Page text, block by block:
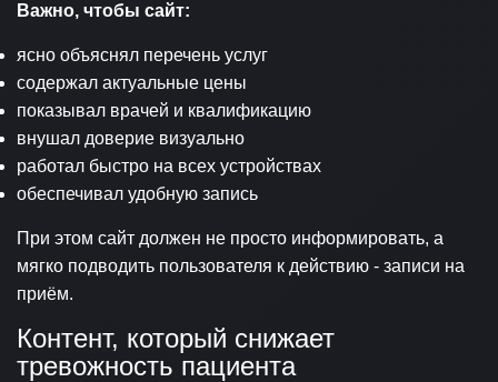
Важно, чтобы сайт:
ясно объяснял перечень услуг
содержал актуальные цены
показывал врачей и квалификацию
внушал доверие визуально
работал быстро на всех устройствах
обеспечивал удобную запись
При этом сайт должен не просто информировать, а
мягко подводить пользователя к действию - записи на
приём.
Контент, который снижает
тревожность пациента